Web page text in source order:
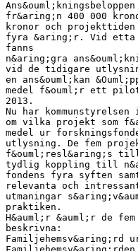
fr&aring;n 400 000
kronor och
fyra &aring;r. Vid etta
fanns
n&aring;gra
vid de tidigare
en ans&ouml;kan
medel f&ouml;r ett
2013.
Nu har
om vilka projekt som
medel ur
utlysning. De fem
f&ouml;resl&aring;s
tydlig koppling till
fondens fyra syften
relevanta och
utmaningar
praktiken.
H&auml;r &auml;r de
beskrivna: